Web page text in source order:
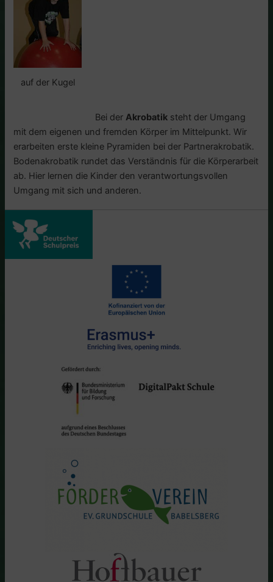
auf der Kugel
Bei derAkrobatik steht der Umgang
mit dem eigenen und fremden Körper im Mittelpunkt. Wir
erarbeiten erste kleine Pyramiden bei der Partnerakrobatik.
Bodenakrobatik rundet das Verständnis für die Körperarbeit
ab. Hier lernen die Kinder den verantwortungsvollen
Umgang mit sich und anderen.